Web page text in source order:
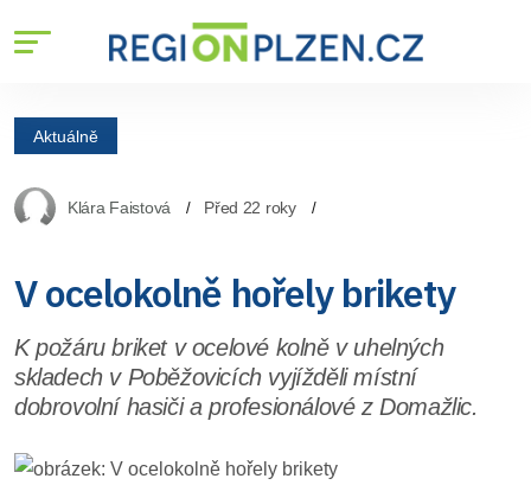
Aktuálně
Klára Faistová Před 22 roky
V ocelokolně hořely brikety
K požáru briket v ocelové kolně v uhelných
skladech v Poběžovicích vyjížděli místní
dobrovolní hasiči a profesionálové z Domažlic.